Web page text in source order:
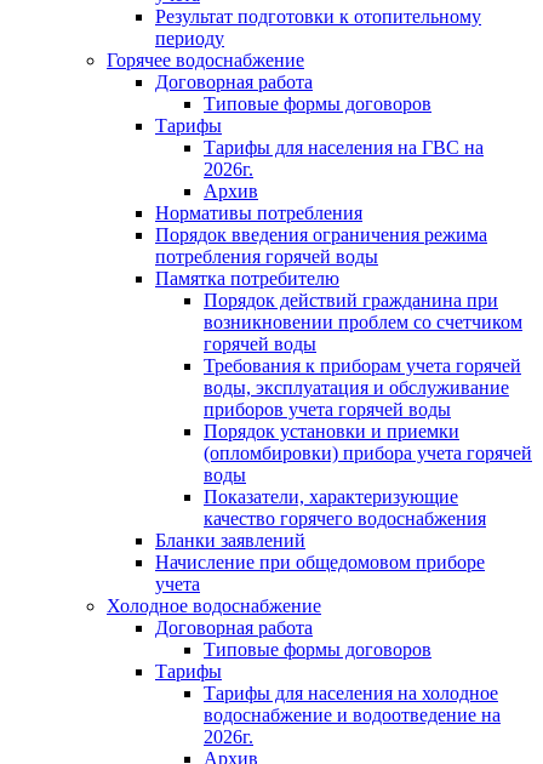
Результат подготовки к отопительному
периоду
Горячее водоснабжение
Договорная работа
Типовые формы договоров
Тарифы
Тарифы для населения на ГВС на
2026г.
Архив
Нормативы потребления
Порядок введения ограничения режима
потребления горячей воды
Памятка потребителю
Порядок действий гражданина при
возникновении проблем со счетчиком
горячей воды
Требования к приборам учета горячей
воды, эксплуатация и обслуживание
приборов учета горячей воды
Порядок установки и приемки
(опломбировки) прибора учета горячей
воды
Показатели, характеризующие
качество горячего водоснабжения
Бланки заявлений
Начисление при общедомовом приборе
учета
Холодное водоснабжение
Договорная работа
Типовые формы договоров
Тарифы
Тарифы для населения на холодное
водоснабжение и водоотведение на
2026г.
Архив